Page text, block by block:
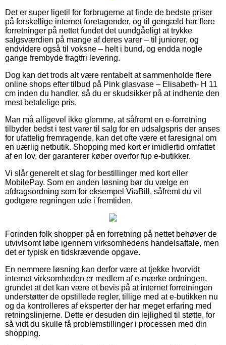
Det er super ligetil for forbrugerne at finde de bedste priser
på forskellige internet foretagender, og til gengæld har flere
forretninger på nettet fundet det uundgåeligt at trykke
salgsværdien på mange af deres varer – til juniorer, og
endvidere også til voksne – helt i bund, og endda nogle
gange frembyde fragtfri levering.
Dog kan det trods alt være rentabelt at sammenholde flere
online shops efter tilbud på Pink glasvase – Elisabeth- H 11
cm inden du handler, så du er skudsikker på at indhente den
mest betalelige pris.
Man må alligevel ikke glemme, at såfremt en e-forretning
tilbyder bedst i test varer til salg for en udsalgspris der anses
for ufattelig fremragende, kan det ofte være et faresignal om
en uærlig netbutik. Shopping med kort er imidlertid omfattet
af en lov, der garanterer køber overfor fup e-butikker.
Vi slår generelt et slag for bestillinger med kort eller
MobilePay. Som en anden løsning bør du vælge en
afdragsordning som for eksempel ViaBill, såfremt du vil
godtgøre regningen ude i fremtiden.
Forinden folk shopper på en forretning på nettet behøver de
utvivlsomt løbe igennem virksomhedens handelsaftale, men
det er typisk en tidskrævende opgave.
En nemmere løsning kan derfor være at tjekke hvorvidt
internet virksomheden er medlem af e-mærke ordningen,
grundet at det kan være et bevis på at internet forretningen
understøtter de opstillede regler, tillige med at e-butikken nu
og da kontrolleres af eksperter der har meget erfaring med
retningslinjerne. Dette er desuden din lejlighed til støtte, for
så vidt du skulle få problemstillinger i processen med din
shopping.